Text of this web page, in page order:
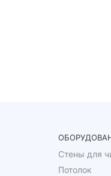
Стены для
Потолок